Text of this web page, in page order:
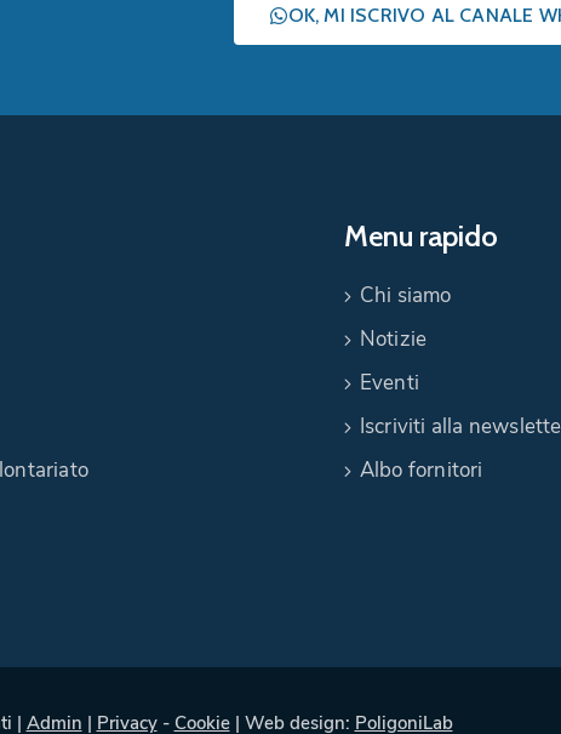
OK, MI ISCRIVO AL CANALE
Menu rapido
Chi siamo
Notizie
Eventi
Iscriviti alla
Albo fornitori
| Admin | Privacy- Cookie| Web design: PoligoniLab